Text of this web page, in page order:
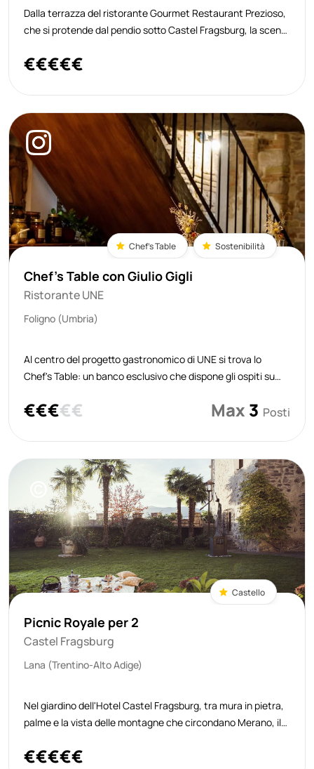
Dalla terrazza del ristorante Gourmet Restaurant Prezioso,
che si protende dal pendio sotto Castel Fragsburg, la scena
lentamente davanti agli occhi. In primo piano c’è il giardino
€€€€€
Chef's Table Sostenibilità
Chef's Table con Giulio Gigli
Ristorante UNE
Foligno (Umbria)
Al centro del progetto gastronomico di UNE si trova lo
Chef's Table: un banco esclusivo che dispone gli ospiti su
gesto della preparazione. La scelta della seduta e del layout
€€€€€ Max 3 Posti
Castello
Picnic Royale per 2
Castel Fragsburg
Lana (Trentino-Alto Adige)
Nel giardino dell'Hotel Castel Fragsburg, tra mura in pietra,
palme e la vista delle montagne che circondano Merano, il
unisce la spontaneità del contatto con la natura a una
€€€€€